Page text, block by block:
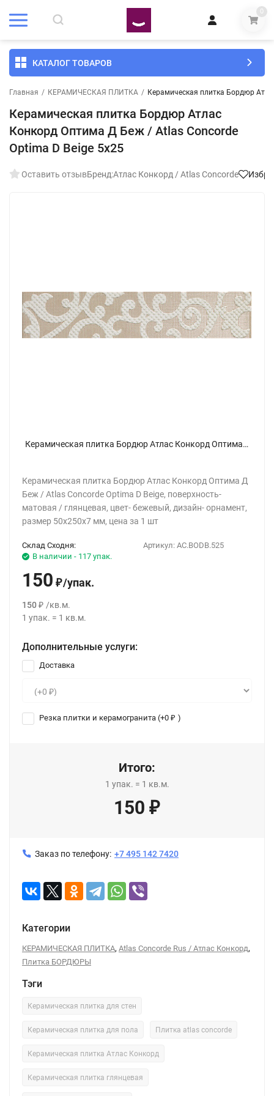
0
КАТАЛОГ ТОВАРОВ
Главная / КЕРАМИЧЕСКАЯ ПЛИТКА / Керамическая плитка Бордюр
Керамическая плитка Бордюр Атлас
Конкорд Оптима Д Беж / Atlas Concorde
Optima D Beige 5х25
Оставить отзывБренд:Атлас Конкорд / Atlas Concorde
Керамическая плитка Бордюр Атлас Конкорд Оптима Д Беж / Atlas Concorde Optima D Beige 5х25
Керамическая плитка Бордюр Атлас Конкорд Оптима Д
Беж / Atlas Concorde Optima D Beige, поверхность-
матовая / глянцевая, цвет- бежевый, дизайн- орнамент,
размер 50x250х7 мм, цена за 1 шт
Артикул: AC.BODB.525
Склад Сходня:
В наличии - 117 упак.
150 ₽/упак.
150 ₽ /кв.м.
1 упак. = 1 кв.м.
Дополнительные услуги:
Доставка
Резка плитки и керамогранита (+0 ₽ )
Итого:
1 упак. = 1 кв.м.
150 ₽
Заказ по телефону: +7 495 142 7420
Категории
КЕРАМИЧЕСКАЯ ПЛИТКА, Atlas Concorde Rus / Атлас Конкорд,
Плитка БОРДЮРЫ
Тэги
Керамическая плитка для стен
Керамическая плитка для пола Плитка atlas concorde
Керамическая плитка Атлас Конкорд
Керамическая плитка глянцевая